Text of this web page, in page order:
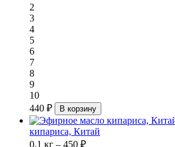
2
3
4
5
6
7
8
9
10
440 ₽
В корзину
кипариса, Китай
0.1 кг – 450 ₽